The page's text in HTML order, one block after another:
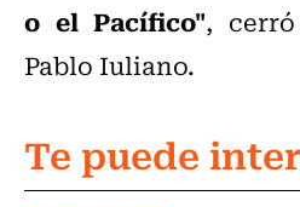
o el Pacífico",
Pablo Iuliano.
Te puede